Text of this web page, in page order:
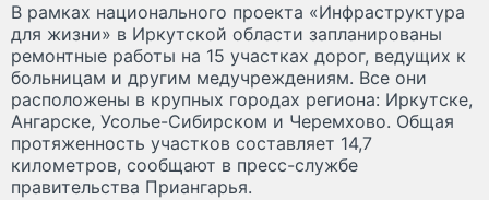
В рамках национального проекта «Инфраструктура
для жизни» в Иркутской области запланированы
ремонтные работы на 15 участках дорог, ведущих к
больницам и другим медучреждениям. Все они
расположены в крупных городах региона: Иркутске,
Ангарске, Усолье-Сибирском и Черемхово. Общая
протяженность участков составляет 14,7
километров, сообщают в пресс-службе
правительства Приангарья.